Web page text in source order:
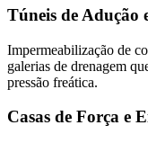
Túneis de Adução
Impermeabilização de
galerias de drenagem
pressão freática.
Casas de Força e